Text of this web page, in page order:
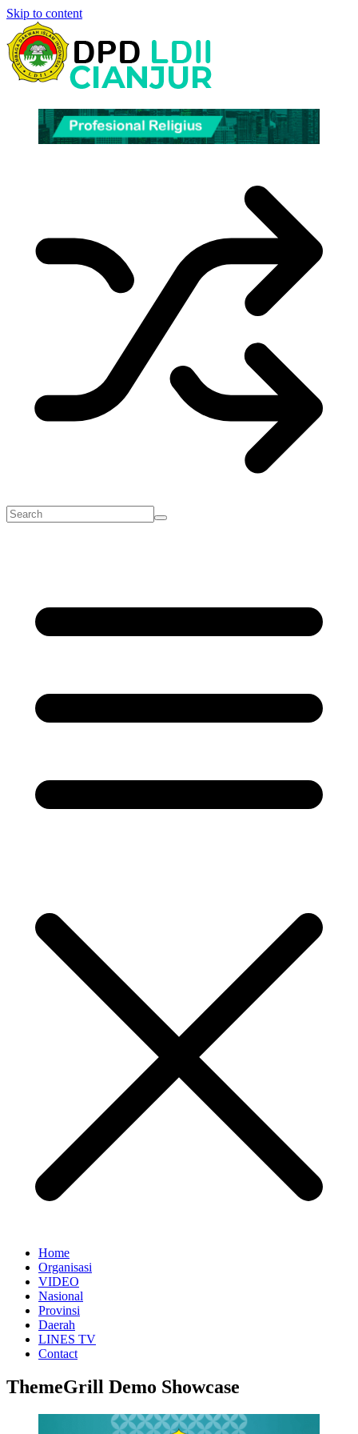
Skip to content
Home
Organisasi
VIDEO
Nasional
Provinsi
Daerah
LINES TV
Contact
ThemeGrill Demo Showcase